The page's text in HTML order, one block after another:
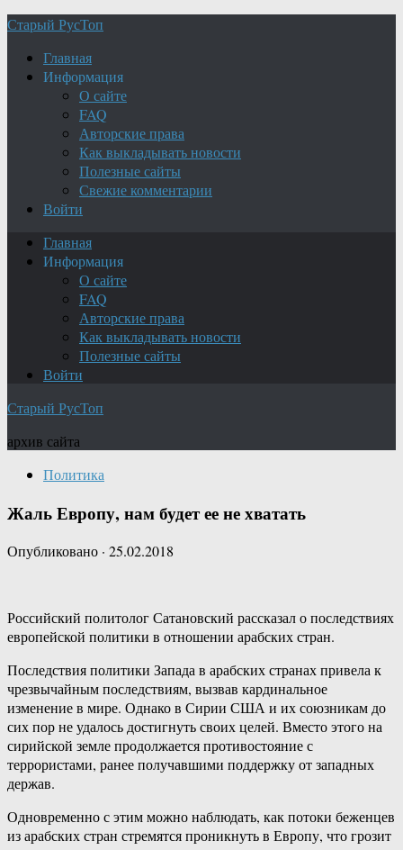
Старый РусТоп
Главная
Информация
О сайте
FAQ
Авторские права
Как выкладывать новости
Полезные сайты
Свежие комментарии
Войти
Главная
Информация
О сайте
FAQ
Авторские права
Как выкладывать новости
Полезные сайты
Войти
Старый РусТоп
архив сайта
Политика
Жаль Европу, нам будет ее не хватать
Опубликовано · 25.02.2018
Российский политолог Сатановский рассказал о последствиях
европейской политики в отношении арабских стран.
Последствия политики Запада в арабских странах привела к
чрезвычайным последствиям, вызвав кардинальное
изменение в мире. Однако в Сирии США и их союзникам до
сих пор не удалось достигнуть своих целей. Вместо этого на
сирийской земле продолжается противостояние с
террористами, ранее получавшими поддержку от западных
держав.
Одновременно с этим можно наблюдать, как потоки беженцев
из арабских стран стремятся проникнуть в Европу, что грозит